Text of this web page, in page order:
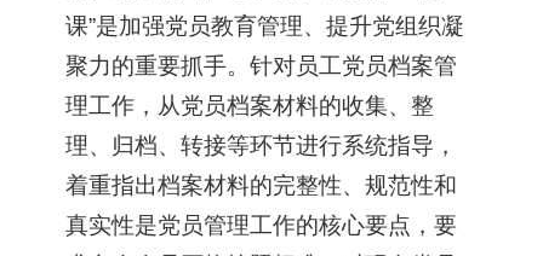
课”是加强党员教育管理、提升党组织凝
聚力的重要抓手。针对员工党员档案管
理工作，从党员档案材料的收集、整
理、归档、转接等环节进行系统指导，
着重指出档案材料的完整性、规范性和
真实性是党员管理工作的核心要点，要